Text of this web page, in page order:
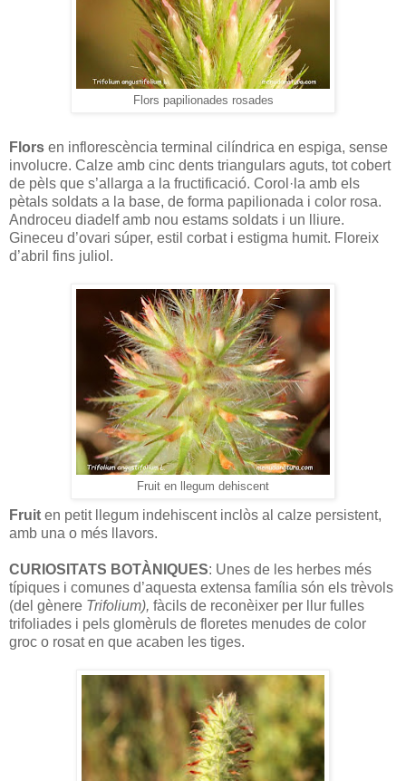
Flors papilionades rosades
Flors en inflorescència terminal cilíndrica en espiga, sense
involucre. Calze amb cinc dents triangulars aguts, tot cobert
de pèls que s’allarga a la fructificació. Corol·la amb els
pètals soldats a la base, de forma papilionada i color rosa.
Androceu diadelf amb nou estams soldats i un lliure.
Gineceu d’ovari súper, estil corbat i estigma humit. Floreix
d’abril fins juliol.
Fruit en llegum dehiscent
Fruit en petit llegum indehiscent inclòs al calze persistent,
amb una o més llavors.
CURIOSITATS BOTÀNIQUES: Unes de les herbes més
típiques i comunes d’aquesta extensa família són els trèvols
(del gènere Trifolium), fàcils de reconèixer per llur fulles
trifoliades i pels glomèruls de floretes menudes de color
groc o rosat en que acaben les tiges.